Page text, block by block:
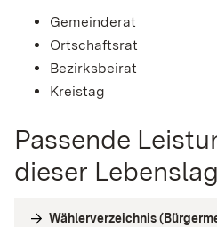
Gemeinderat
Ortschaftsrat
Bezirksbeirat
Kreistag
Passende
dieser
Wählerverzeichnis